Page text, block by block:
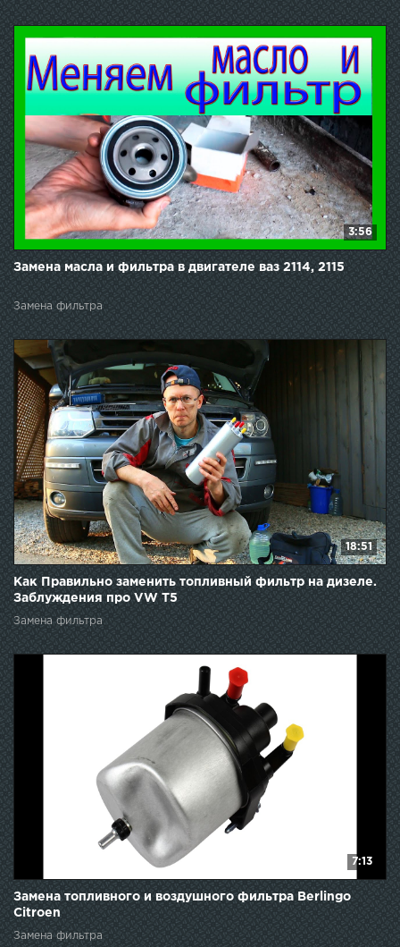
3:56
Замена масла и фильтра в двигателе ваз 2114, 2115
Замена фильтра
18:51
Как Правильно заменить топливный фильтр на дизеле.
Заблуждения про VW Т5
Замена фильтра
7:13
Замена топливного и воздушного фильтра Berlingo
Citroen
Замена фильтра